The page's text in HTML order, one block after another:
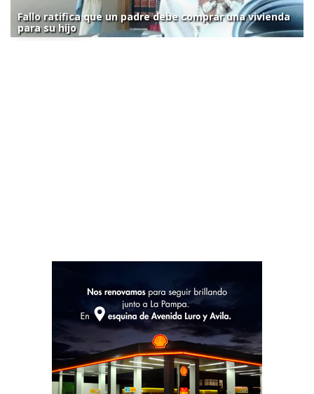
Fallo ratifica que un padre debe comprar una vivienda
para su hijo